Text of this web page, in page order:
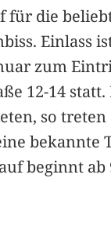
für die
Einlass
zum
12-14
so
bekannte
beginnt